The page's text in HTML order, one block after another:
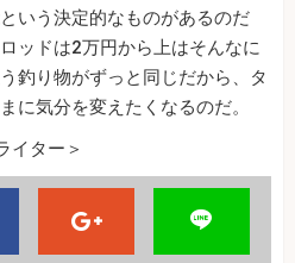
いう決定的なものがあるのだ
ッドは2万円から上はそんなに
釣り物がずっと同じだから、タ
に気分を変えたくなるのだ。
イター＞